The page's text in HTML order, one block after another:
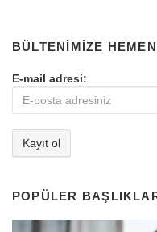
BÜLTENIMIZE
E-mail adresi:
POPÜLER